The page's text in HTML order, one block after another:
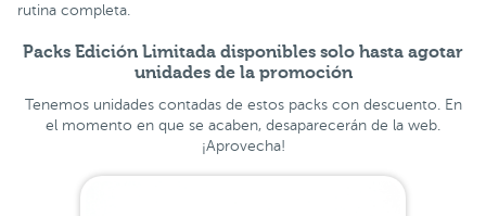
rutina completa.
Packs Edición Limitada disponibles solo hasta agotar
unidades de la promoción
Tenemos unidades contadas de estos packs con descuento. En
el momento en que se acaben, desaparecerán de la web.
¡Aprovecha!